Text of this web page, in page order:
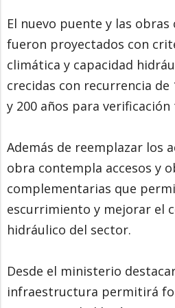
El nuevo puente y las
fueron proyectados con
climática y capacidad
crecidas con recurrencia de
y 200 años para verificación
Además de reemplazar los
obra contempla accesos y
complementarias que
escurrimiento y mejorar el
hidráulico del sector.
Desde el ministerio
infraestructura permitirá